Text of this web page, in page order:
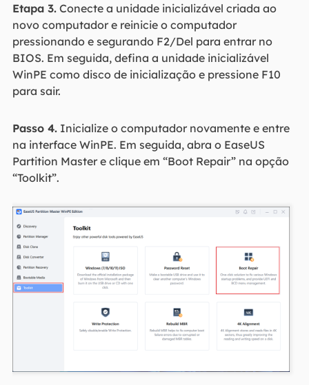
Etapa 3.Conecte a unidade inicializável criada ao
novo computador e reinicie o computador
pressionando e segurando F2/Del para entrar no
BIOS. Em seguida, defina a unidade inicializável
WinPE como disco de inicialização e pressione F10
para sair.
Passo 4.Inicialize o computador novamente e entre
na interface WinPE. Em seguida, abra o EaseUS
Partition Master e clique em “Boot Repair” na opção
“Toolkit”.